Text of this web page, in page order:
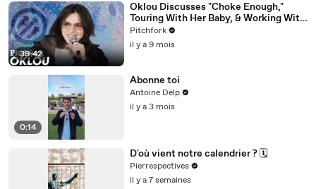
39:42
Oklou Discusses "Choke Enough,"
Touring With Her Baby, & Working With
FKA twigs
Pitchfork
il y a 9 mois
0:14
Abonne toi
Antoine Delp
il y a 3 mois
D'où vient notre calendrier ? 🗓️
Pierrespectives
il y a 7 semaines